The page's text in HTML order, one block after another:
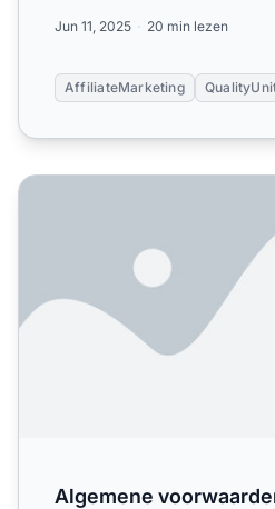
Jun 11, 2025 20 min lezen
AffiliateMarketing
Algemene voorwaarden van
Algemene